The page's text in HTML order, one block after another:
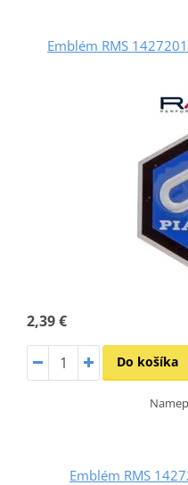
Emblém RMS
2,39 €
Do košíka
Emblém RMS